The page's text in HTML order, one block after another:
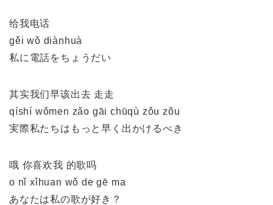
给我电话
gěi wǒ diànhuà
私に電話をちょうだい
其实我们早该出去 走走
qíshí wǒmen zǎo gāi chūqù zǒu zǒu
実際私たちはもっと早く出かけるべき
哦 你喜欢我 的歌吗
o nǐ xǐhuan wǒ de gē ma
あなたは私の歌が好き？